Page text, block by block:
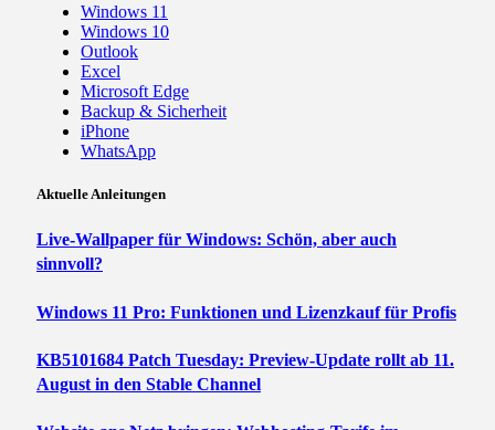
Windows 11
Windows 10
Outlook
Excel
Microsoft Edge
Backup & Sicherheit
iPhone
WhatsApp
Aktuelle Anleitungen
Live-Wallpaper für Windows: Schön, aber auch
sinnvoll?
Windows 11 Pro: Funktionen und Lizenzkauf für Profis
KB5101684 Patch Tuesday: Preview-Update rollt ab 11.
August in den Stable Channel